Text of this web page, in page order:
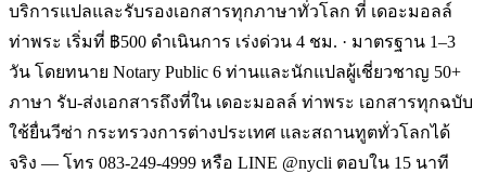
บริการแปลและรับรองเอกสารทุกภาษาทั่วโลก ที่ เดอะมอลล์
ท่าพระ เริ่มที่ ฿500 ดำเนินการ เร่งด่วน 4 ชม. · มาตรฐาน 1–3
วัน โดยทนาย Notary Public 6 ท่านและนักแปลผู้เชี่ยวชาญ 50+
ภาษา รับ-ส่งเอกสารถึงที่ใน เดอะมอลล์ ท่าพระ เอกสารทุกฉบับ
ใช้ยื่นวีซ่า กระทรวงการต่างประเทศ และสถานทูตทั่วโลกได้
จริง — โทร 083-249-4999 หรือ LINE @nycli ตอบใน 15 นาที